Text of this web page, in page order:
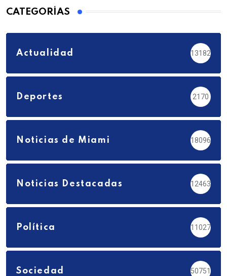
CATEGORÍAS
Actualidad 13182
Deportes 2170
Noticias de Miami 18096
Noticias Destacadas 12463
Política 11027
Sociedad 50751